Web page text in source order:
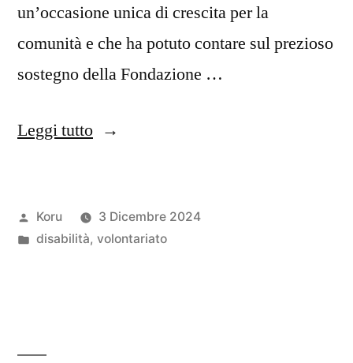
un’occasione unica di crescita per la
comunità e che ha potuto contare sul prezioso
sostegno della Fondazione …
Leggi tutto“Un
celebrare:
Pubblicato
da
Koru
3 Dicembre 2024
Pubblicato
disabilità, volontariato